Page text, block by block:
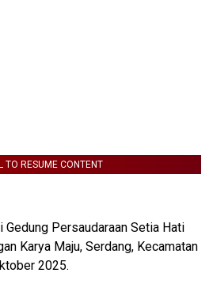
TO RESUME CONTENT
Gedung Persaudaraan Setia Hati
Karya Maju, Serdang, Kecamatan
2025.